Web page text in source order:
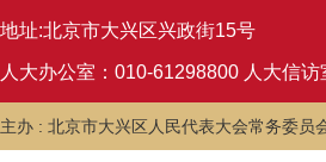
地址:北京市大兴区兴政街15号
人大办公室：010-61298800 人大信
主办 : 北京市大兴区人民代表大会常务委员